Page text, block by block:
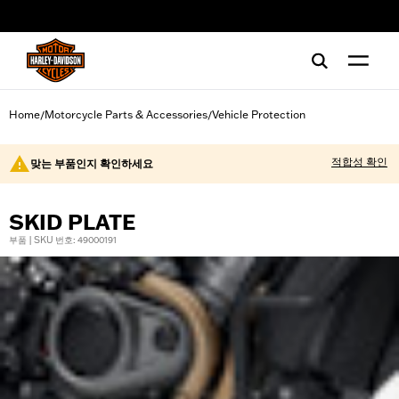
Home/Motorcycle Parts & Accessories/Vehicle Protection
맞는 부품인지 확인하세요 적합성 확인
SKID PLATE
부품 | SKU 번호: 49000191